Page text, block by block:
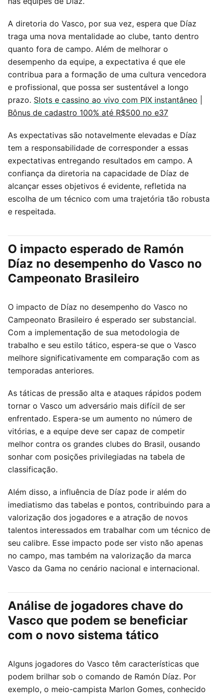
A diretoria do Vasco, por sua vez, espera que Díaz
traga uma nova mentalidade ao clube, tanto dentro
quanto fora de campo. Além de melhorar o
desempenho da equipe, a expectativa é que ele
contribua para a formação de uma cultura vencedora
e profissional, que possa ser sustentável a longo
prazo. Slots e cassino ao vivo com PIX instantâneo
Bônus de cadastro 100% até R$500 no e37
As expectativas são notavelmente elevadas e Díaz
tem a responsabilidade de corresponder a essas
expectativas entregando resultados em campo. A
confiança da diretoria na capacidade de Díaz de
alcançar esses objetivos é evidente, refletida na
escolha de um técnico com uma trajetória tão robusta
e respeitada.
O impacto esperado de Ramón
Díaz no desempenho do Vasco no
Campeonato Brasileiro
O impacto de Díaz no desempenho do Vasco no
Campeonato Brasileiro é esperado ser substancial.
Com a implementação de sua metodologia de
trabalho e seu estilo tático, espera-se que o Vasco
melhore significativamente em comparação com as
temporadas anteriores.
As táticas de pressão alta e ataques rápidos podem
tornar o Vasco um adversário mais difícil de ser
enfrentado. Espera-se um aumento no número de
vitórias, e a equipe deve ser capaz de competir
melhor contra os grandes clubes do Brasil, ousando
sonhar com posições privilegiadas na tabela de
classificação.
Além disso, a influência de Díaz pode ir além do
imediatismo das tabelas e pontos, contribuindo para a
valorização dos jogadores e a atração de novos
talentos interessados em trabalhar com um técnico de
seu calibre. Esse impacto pode ser visto não apenas
no campo, mas também na valorização da marca
Vasco da Gama no cenário nacional e internacional.
Análise de jogadores chave do
Vasco que podem se beneficiar
com o novo sistema tático
Alguns jogadores do Vasco têm características que
podem brilhar sob o comando de Ramón Díaz. Por
exemplo, o meio-campista Marlon Gomes, conhecido